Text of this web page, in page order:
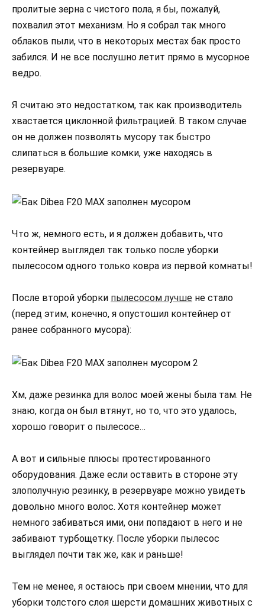
пролитые зерна с чистого пола, я бы, пожалуй,
похвалил этот механизм. Но я собрал так много
облаков пыли, что в некоторых местах бак просто
забился. И не все послушно летит прямо в мусорное
ведро.
Я считаю это недостатком, так как производитель
хвастается циклонной фильтрацией. В таком случае
он не должен позволять мусору так быстро
слипаться в большие комки, уже находясь в
резервуаре.
Что ж, немного есть, и я должен добавить, что
контейнер выглядел так только после уборки
пылесосом одного только ковра из первой комнаты!
После второй уборки пылесосом лучше не стало
(перед этим, конечно, я опустошил контейнер от
ранее собранного мусора):
Хм, даже резинка для волос моей жены была там. Не
знаю, когда он был втянут, но то, что это удалось,
хорошо говорит о пылесосе…
А вот и сильные плюсы протестированного
оборудования. Даже если оставить в стороне эту
злополучную резинку, в резервуаре можно увидеть
довольно много волос. Хотя контейнер может
немного забиваться ими, они попадают в него и не
забивают турбощетку. После уборки пылесос
выглядел почти так же, как и раньше!
Тем не менее, я остаюсь при своем мнении, что для
уборки толстого слоя шерсти домашних животных с